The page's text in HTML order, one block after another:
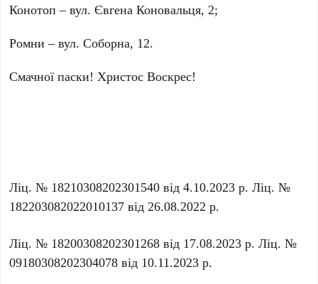
Конотоп – вул. Євгена Коновальця, 2;
Ромни – вул. Соборна, 12.
Смачної паски! Христос Воскрес!
Ліц. № 18210308202301540 від 4.10.2023 р. Ліц. №
182203082022010137 від 26.08.2022 р.
Ліц. № 18200308202301268 від 17.08.2023 р. Ліц. №
09180308202304078 від 10.11.2023 р.